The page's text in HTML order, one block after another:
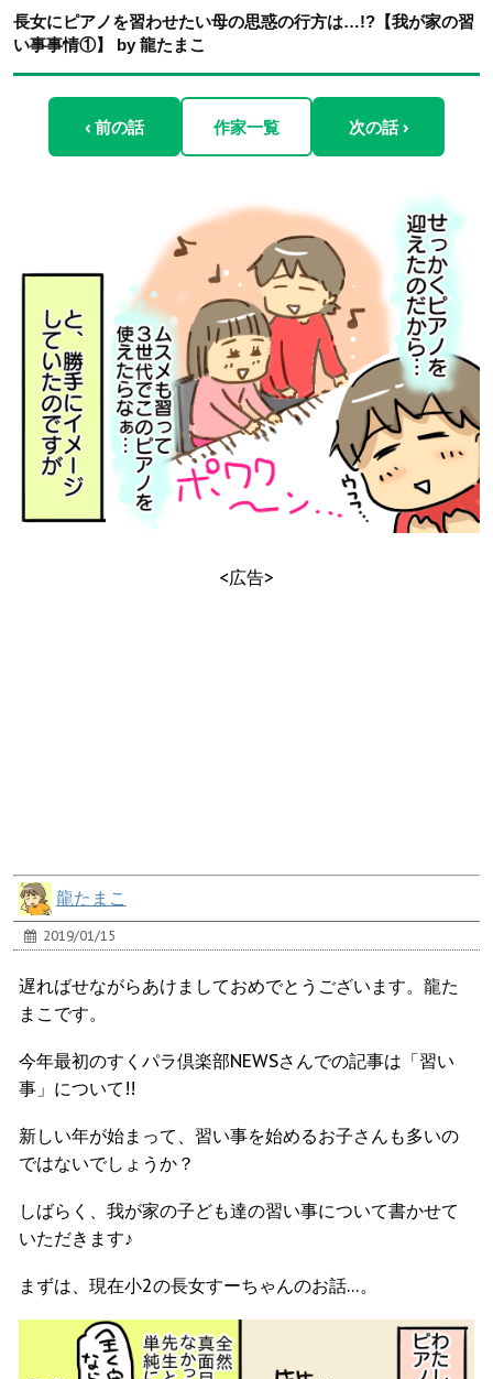
長女にピアノを習わせたい母の思惑の行方は…!?【我が家の習
い事事情①】 by 龍たまこ
‹ 前の話 作家一覧 次の話 ›
<広告>
龍たまこ
2019/01/15
遅ればせながらあけましておめでとうございます。龍た
まこです。
今年最初のすくパラ倶楽部NEWSさんでの記事は「習い
事」について!!
新しい年が始まって、習い事を始めるお子さんも多いの
ではないでしょうか？
しばらく、我が家の子ども達の習い事について書かせて
いただきます♪
まずは、現在小2の長女すーちゃんのお話…。